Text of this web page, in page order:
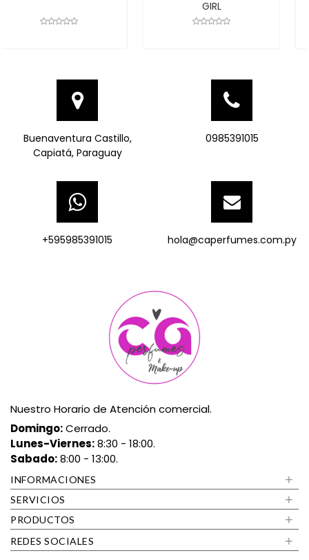
Buenaventura Castillo,
Capiatá, Paraguay
0985391015
+595985391015 hola@caperfumes.com.py
Nuestro Horario de Atención comercial.
Domingo:Cerrado.
Lunes-Viernes:8:30 - 18:00.
Sabado:8:00 - 13:00.
INFORMACIONES +
SERVICIOS +
PRODUCTOS +
REDES SOCIALES +